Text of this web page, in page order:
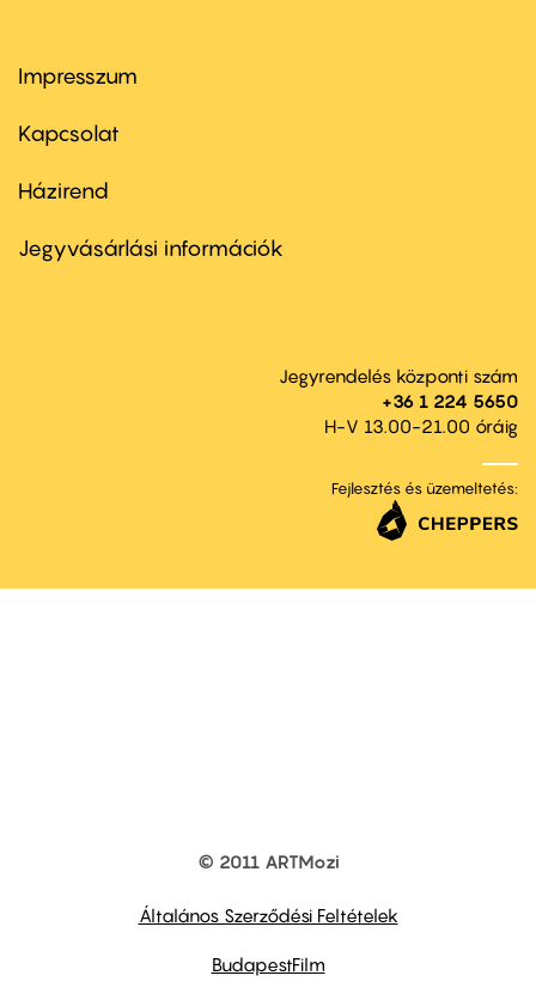
Footer
first
Impresszum
Kapcsolat
Footer
second
Házirend
Jegyvásárlási információk
Jegyrendelés központi szám
+36 1 224 5650
H-V 13.00-21.00 óráig
Fejlesztés és üzemeltetés:
© 2011 ARTMozi
Általános Szerződési Feltételek
BudapestFilm